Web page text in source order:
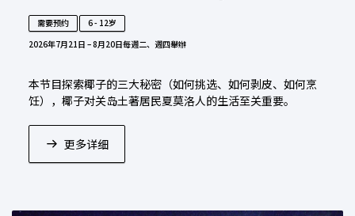
需要预约
6 - 12岁
2026年7月21日 – 8月20日每週二、週四舉辦
本节目探索椰子的三大秘密（如何挑选、如何剥皮、如何烹
饪），椰子对关岛土著居民夏莫洛人的生活至关重要。
更多详细